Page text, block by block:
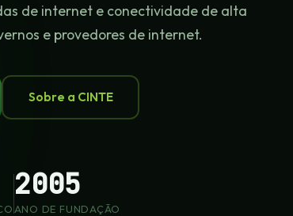
de internet e conectividade de alta
e provedores de internet.
Sobre a CINTE
2005
ANO DE FUNDAÇÃO